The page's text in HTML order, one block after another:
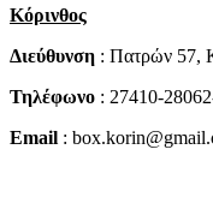
Κόρινθος
Διεύθυνση : Πατρών 57,
Τηλέφωνο : 27410-
Email :